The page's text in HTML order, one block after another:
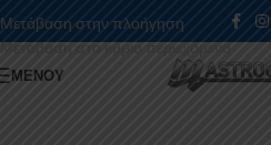
Μετάβαση στην πλοήγηση
Μετάβαση στο κύριο περιεχόμενο
ΜΕΝΟΎ